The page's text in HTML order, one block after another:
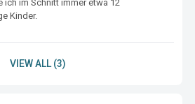
ich im Schnitt immer etwa 12
Kinder.
VIEW ALL (3)